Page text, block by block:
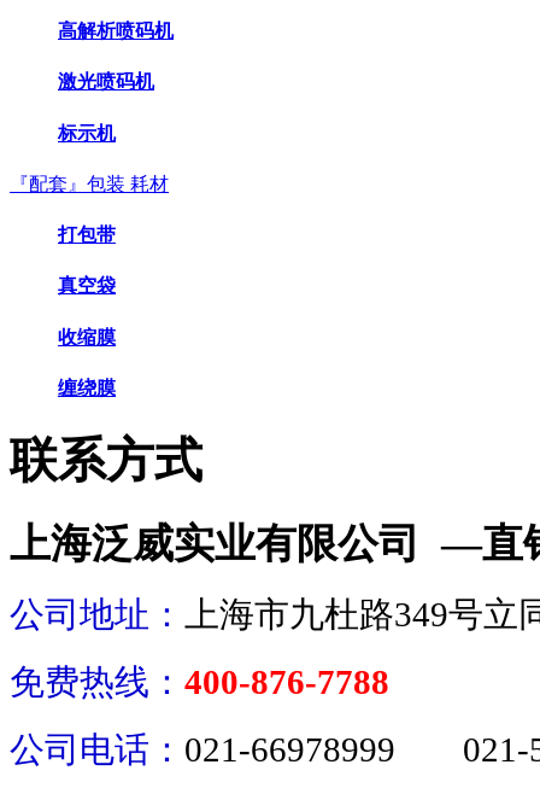
高解析喷码机
激光喷码机
标示机
『配套』包装 耗材
打包带
真空袋
收缩膜
缠绕膜
联系方式
上海泛威实业有限公司 —直
公司地址：
上海市九杜路349号
免费热线： 400-876-7788
公司电话： 021-66978999 021-